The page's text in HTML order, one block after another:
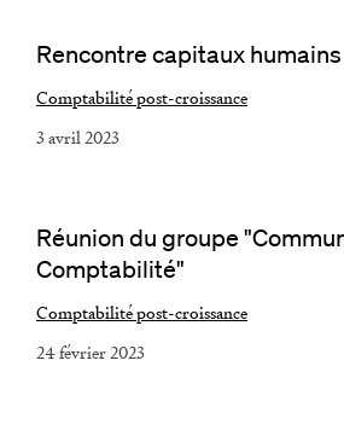
Rencontre capitaux
Comptabilité post-croissance
3 avril 2023
Réunion du groupe
Comptabilité"
Comptabilité post-croissance
24 février 2023